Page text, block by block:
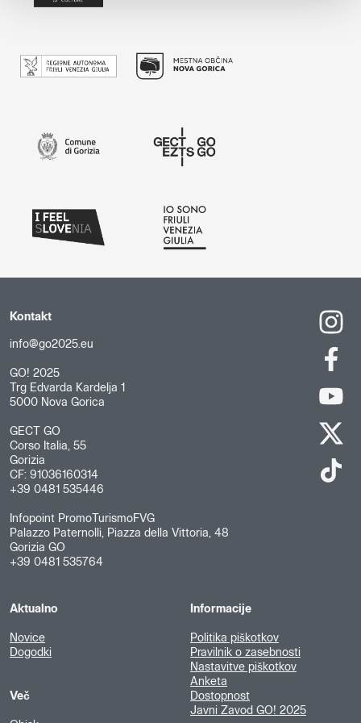
Kontakt
info@go2025.eu
GO! 2025
Trg Edvarda Kardelja 1
5000 Nova Gorica
GECT GO
Corso Italia, 55
Gorizia
CF: 91036160314
+39 0481 535446
Infopoint PromoTurismoFVG
Palazzo Paternolli, Piazza della Vittoria, 48
Gorizia GO
+39 0481 535764
Aktualno
Novice
Dogodki
Več
Informacije
Politika piškotkov
Pravilnik o zasebnosti
Nastavitve piškotkov
Anketa
Dostopnost
Javni Zavod GO! 2025